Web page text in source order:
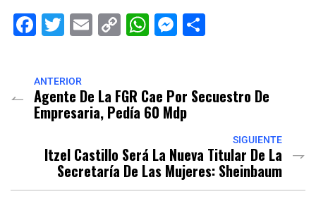
Facebook
Twitter
EmailCopyWhatsApp
Messenger
ANTERIOR
Agente De La FGR Cae Por Secuestro De
Empresaria, Pedía 60 Mdp
SIGUIENTE
Itzel Castillo Será La Nueva Titular De La
Secretaría De Las Mujeres: Sheinbaum